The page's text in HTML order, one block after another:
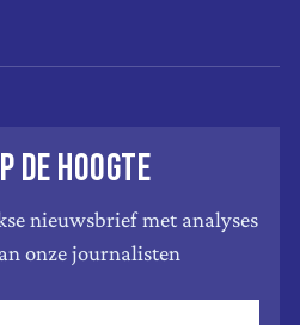
DE HOOGTE
nieuwsbrief met analyses
onze journalisten